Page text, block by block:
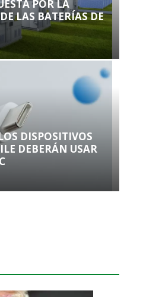
POR LA
LAS BATERÍAS DE
DISPOSITIVOS
DEBERÁN USAR